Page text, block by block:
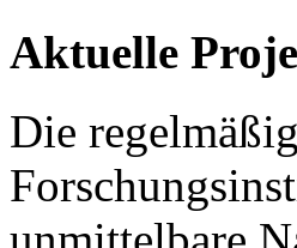
Aktuelle
Die